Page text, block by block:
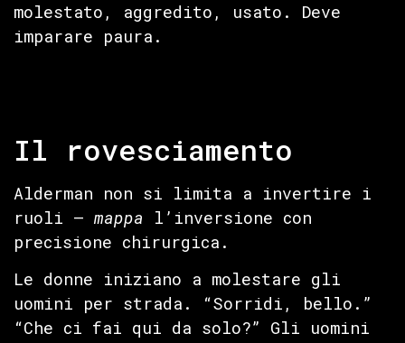
molestato, aggredito, usato. Deve
imparare paura.
Il rovesciamento
Alderman non si limita a invertire i
ruoli — mappa l’inversione con
precisione chirurgica.
Le donne iniziano a molestare gli
uomini per strada. “Sorridi, bello.”
“Che ci fai qui da solo?” Gli uomini